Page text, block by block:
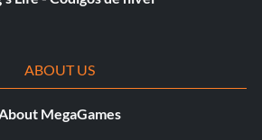
ABOUT US
MegaGames